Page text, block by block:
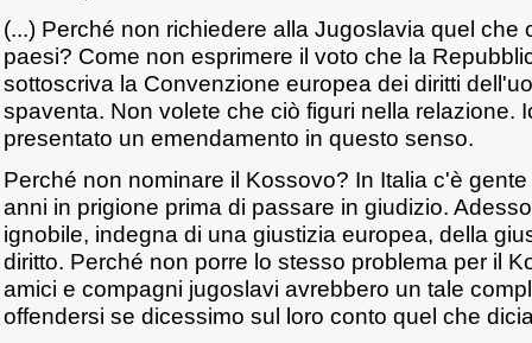
(...) Perché non richiedere alla Jugoslavia quel che
paesi? Come non esprimere il voto che la
sottoscriva la Convenzione europea dei diritti
spaventa. Non volete che ciò figuri nella relazione.
presentato un emendamento in questo senso.
Perché non nominare il Kossovo? In Italia c'è
anni in prigione prima di passare in giudizio.
ignobile, indegna di una giustizia europea, della
diritto. Perché non porre lo stesso problema per il
amici e compagni jugoslavi avrebbero un tale
offendersi se dicessimo sul loro conto quel che